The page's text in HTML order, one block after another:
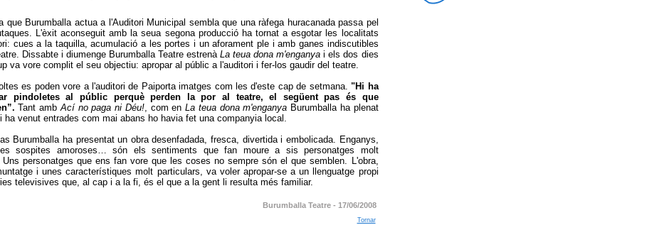
que Burumballa actua a l'Auditori Municipal sembla que una ràfega huracanada passa pel
L'èxit aconseguit amb la seua segona producció ha tornat a esgotar les localitats
cues a la taquilla, acumulació a les portes i un aforament ple i amb ganes indiscutibles
Dissabte i diumenge Burumballa Teatre estrenàLa teua dona m'enganya i els dos dies
va vore complit el seu objectiu: apropar al públic a l'auditori i fer-los gaudir del teatre.
es poden vore a l'auditori de Paiporta imatges com les d'este cap de setmana."Hi ha
pindoletes al públic perquè perden la por al teatre, el següent pas és que
Tant ambAcí no paga ni Déu!, com en La teua dona m'enganya Burumballa ha plenat
ha venut entrades com mai abans ho havia fet una companyia local.
Burumballa ha presentat un obra desenfadada, fresca, divertida i embolicada. Enganys,
sospites amoroses… són els sentiments que fan moure a sis personatges molt
Uns personatges que ens fan vore que les coses no sempre són el que semblen. L'obra,
i unes característiques molt particulars, va voler apropar-se a un llenguatge propi
televisives que, al cap i a la fi, és el que a la gent li resulta més familiar.
Burumballa Teatre - 17/06/2008
Tornar